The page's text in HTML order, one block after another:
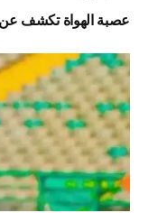
عصبة الهواة تكشف عن